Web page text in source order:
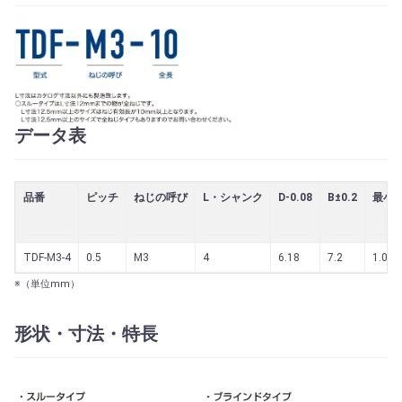
データ表
品番 ピッチ ねじの呼び L・シャンク D-0.08 B±0.2 最小
TDF-M3-4 0.5 M3 4 6.18 7.2 1.0
※（単位mm）
形状・寸法・特長